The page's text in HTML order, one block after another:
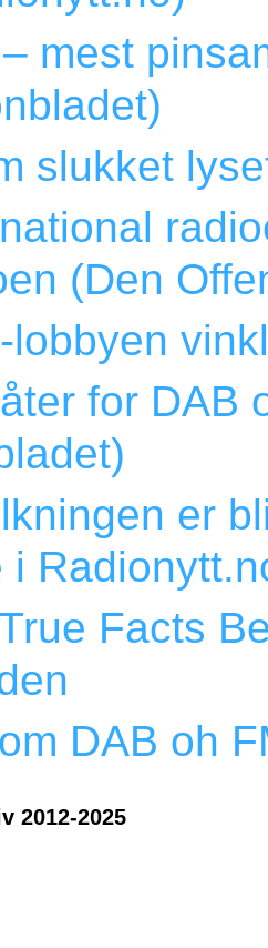
mest
slukket
(Den
lobbyen
for DAB
er
i
Facts
DAB oh
2012-2025